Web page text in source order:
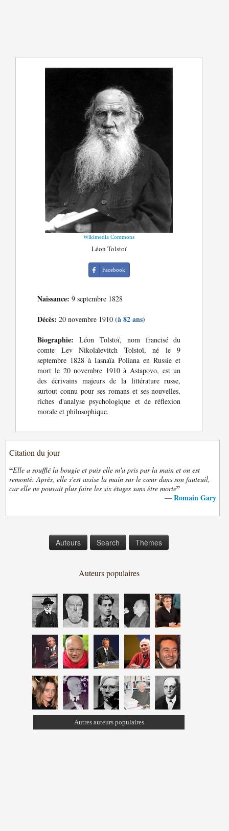
Wikimedia Commons
Léon Tolstoï
Facebook
Naissance: 9 septembre 1828
Décès: 20 novembre 1910(à 82 ans)
Biographie: Léon Tolstoï, nom francisé du
comte Lev Nikolaïevitch Tolstoï, né le 9
septembre 1828 à Iasnaïa Poliana en Russie et
mort le 20 novembre 1910 à Astapovo, est un
des écrivains majeurs de la littérature russe,
surtout connu pour ses romans et ses nouvelles,
riches d'analyse psychologique et de réflexion
morale et philosophique.
Citation du jour
“Elle a soufflé la bougie et puis elle m'a pris par la main et on est
remonté. Après, elle s'est assise la main sur le cœur dans son fauteuil,
car elle ne pouvait plus faire les six étages sans être morte”
— Romain Gary
Auteurs Search Thèmes
Auteurs populaires
Autres auteurs populaires